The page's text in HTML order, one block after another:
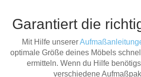
Garantiert die
Mit Hilfe unserer
optimale Größe deines Möbels
ermitteln. Wenn du Hilfe
verschiedene